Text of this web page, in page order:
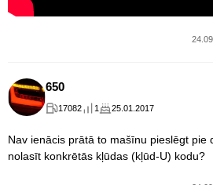
650
17082 1 25.01.2017
Nav ienācis prātā to mašīnu pieslēgt pie
nolasīt konkrētās kļūdas (kļūd-U) kodu?